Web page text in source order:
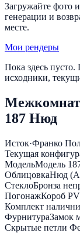
Загружайте фото
генерации и
месте.
Мои рендеры
Пока здесь пусто.
исходники,
187 Нюд
Исток·Франко
Текущая
МодельМодель
ОблицовкаНюд
СтеклоБронза
ПогонажКороб
Комплект
ФурнитураЗамок
Скрытые петли